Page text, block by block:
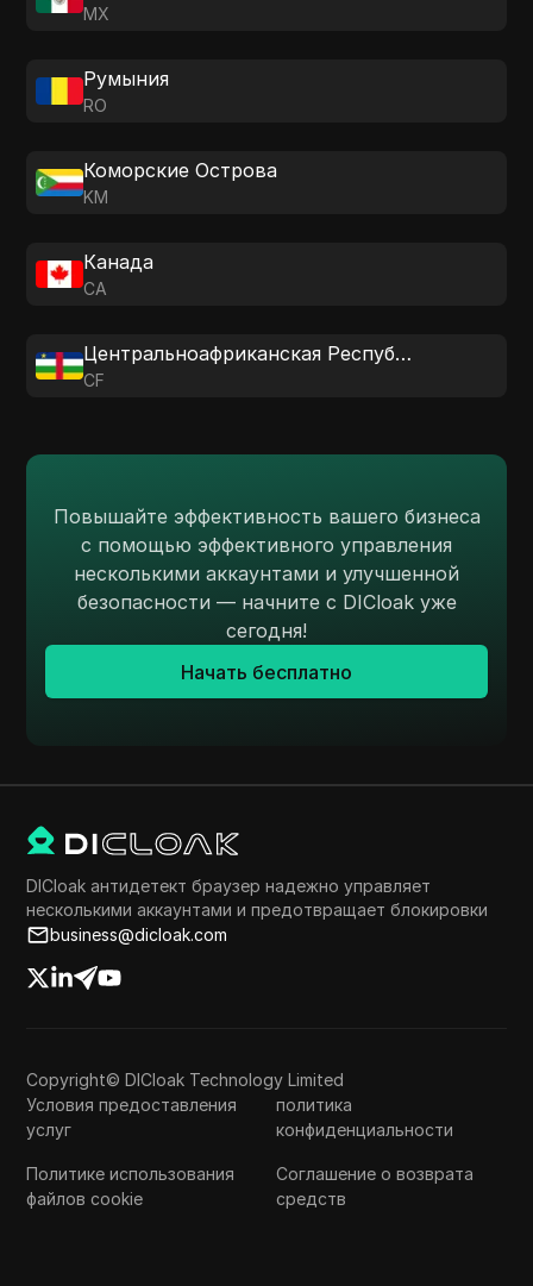
MX
Румыния
RO
Коморские Острова
KM
Канада
CA
Центральноафриканская Республика
CF
Повышайте эффективность вашего бизнеса
с помощью эффективного управления
несколькими аккаунтами и улучшенной
безопасности — начните с DICloak уже
сегодня!
Начать бесплатно
DICloak антидетект браузер надежно управляет
несколькими аккаунтами и предотвращает блокировки
business@dicloak.com
Copyright© DICloak Technology Limited
Условия предоставления
услуг
политика
конфиденциальности
Политике использования
файлов cookie
Соглашение о возврата
средств